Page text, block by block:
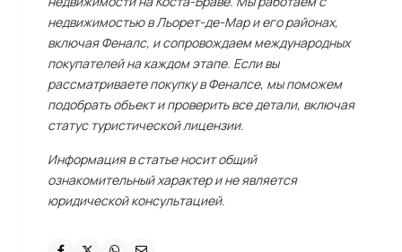
недвижимостью в Льорет-де-Мар и его районах,
включая Феналс, и сопровождаем международных
покупателей на каждом этапе. Если вы
рассматриваете покупку в Феналсе, мы поможем
подобрать объект и проверить все детали, включая
статус туристической лицензии.
Информация в статье носит общий
ознакомительный характер и не является
юридической консультацией.